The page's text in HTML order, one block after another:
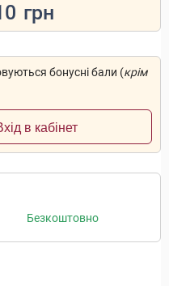
грн
бонусні бали (крім
в кабінет
Безкоштовно